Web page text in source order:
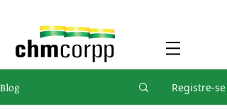
Blog Registre-se